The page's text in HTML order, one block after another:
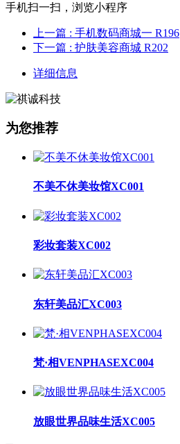
手机扫一扫，浏览小程序
上一篇 : 手机数码商城一 R196
下一篇 : 护肤美容商城 R202
详细信息
为您推荐
不美不休美妆馆XC001
彩妆套装XC002
东轩美品汇XC003
梵·相VENPHASEXC004
放眼世界品味生活XC005